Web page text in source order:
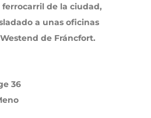
de la ciudad,
a unas oficinas
de Fráncfort.
36